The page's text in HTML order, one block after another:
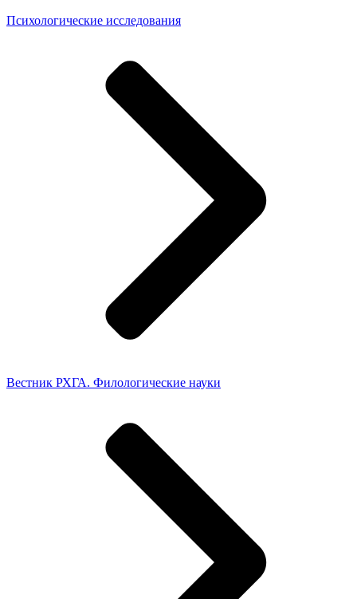
Психологические исследования
Вестник РХГА. Филологические науки